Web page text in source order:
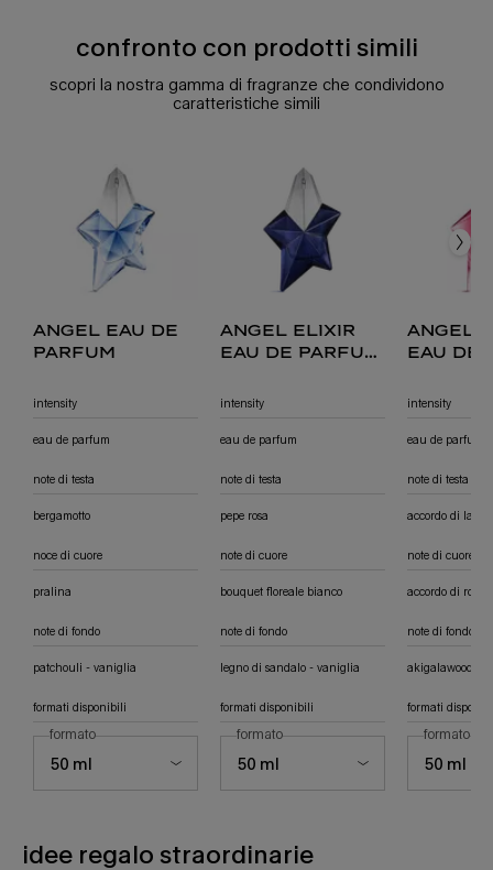
Confronto con prodotti simili
confronto con prodotti simili
scopri la nostra gamma di fragranze che condividono
caratteristiche simili
angel eau de
parfum
angel elixir
eau de parfum
angel
eau de
intensity
eau de parfum
intensity
eau de parfum
intensity
eau de parfum
note di testa
bergamotto
note di testa
pepe rosa
note di testa
accordo di
noce di cuore
pralina
note di cuore
bouquet floreale bianco
note di cuore
accordo di rosa
note di fondo
patchouli - vaniglia
note di fondo
legno di sandalo - vaniglia
note di fondo
akigalawood
formati disponibili
seleziona un
formatoper angel eau de parfum
formati disponibili
seleziona un
formatoper angel elixir eau de parfum
formati
seleziona
formatoper
idee regalo straordinarie